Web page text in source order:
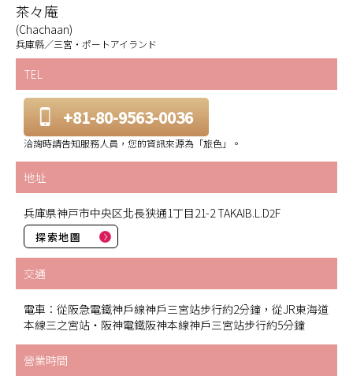
茶々庵
(Chachaan)
兵庫縣／三宮・ポートアイランド
TEL
+81-80-9563-0036
洽詢時請告知服務人員，您的資訊來源為「旅色」。
地址
兵庫県神戸市中央区北長狭通1丁目21-2 TAKAIB.L.D2F
探索地圖
交通
電車：從阪急電鐵神戶線神戶三宮站步行約2分鐘，從JR東海道
本線三之宮站・阪神電鐵阪神本線神戶三宮站步行約5分鐘
營業時間